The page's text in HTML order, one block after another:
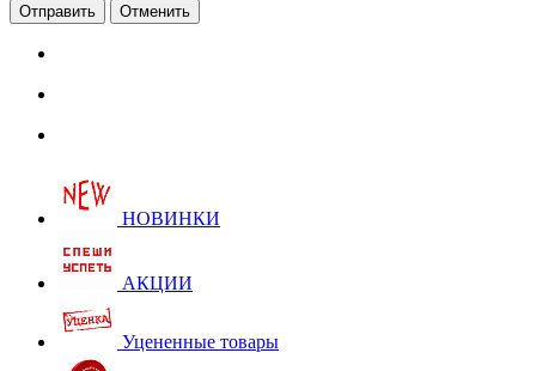
Отправить Отменить
НОВИНКИ
АКЦИИ
Уцененные товары